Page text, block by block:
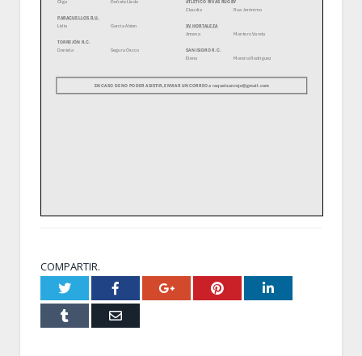
COMPARTIR.
Twitter Facebook Google+ Pinterest LinkedIn
Email